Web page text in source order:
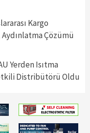
Kargo
Çözümü
Yerden Isıtma
Distribütörü Oldu